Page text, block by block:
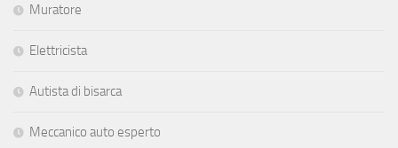
Muratore
Elettricista
Autista di bisarca
Meccanico auto esperto